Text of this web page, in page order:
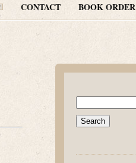
CONTACT BOOK ORDER
Search
for: